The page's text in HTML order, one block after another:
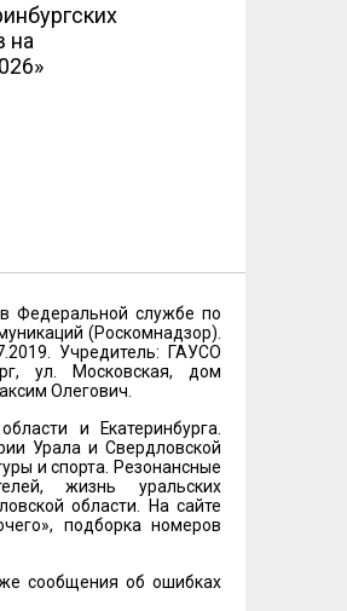
на
в Федеральной службе по
(Роскомнадзор).
Учредитель: ГАУСО
ул. Московская, дом
Олегович.
и Екатеринбурга.
Урала и Свердловской
и спорта. Резонансные
жизнь уральских
области. На сайте
подборка номеров
сообщения об ошибках